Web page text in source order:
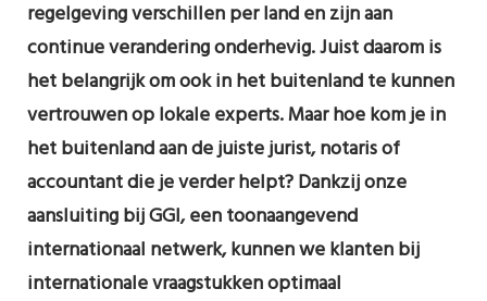
regelgeving verschillen per land en zijn aan
continue verandering onderhevig. Juist daarom is
het belangrijk om ook in het buitenland te kunnen
vertrouwen op lokale experts. Maar hoe kom je in
het buitenland aan de juiste jurist, notaris of
accountant die je verder helpt? Dankzij onze
aansluiting bij GGI, een toonaangevend
internationaal netwerk, kunnen we klanten bij
internationale vraagstukken optimaal